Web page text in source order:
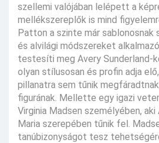
szellemi valójában lelépett a
mellékszereplők is mind
Patton a szinte már sablonosnak
és alvilági módszereket
testesíti meg Avery Sunderland-
olyan stílusosan és profin adja
pillanatra sem tűnik
figurának. Mellette egy igazi
Virginia Madsen személyében,
Maria szerepében tűnik fel.
tanúbizonyságot tesz